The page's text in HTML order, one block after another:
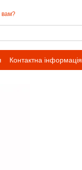
вам?
Контактна інформація